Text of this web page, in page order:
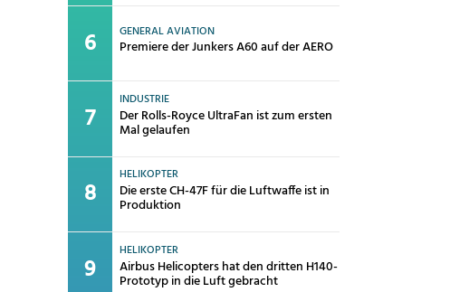
GENERAL AVIATION
Premiere der Junkers A60 auf der AERO
INDUSTRIE
Der Rolls-Royce UltraFan ist zum ersten
Mal gelaufen
HELIKOPTER
Die erste CH-47F für die Luftwaffe ist in
Produktion
HELIKOPTER
Airbus Helicopters hat den dritten H140-
Prototyp in die Luft gebracht